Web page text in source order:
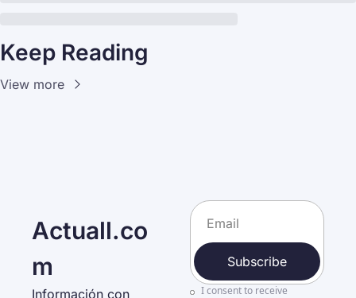
Keep Reading
View more
Actuall.co
m
Información con
Subscribe
I consent to receive